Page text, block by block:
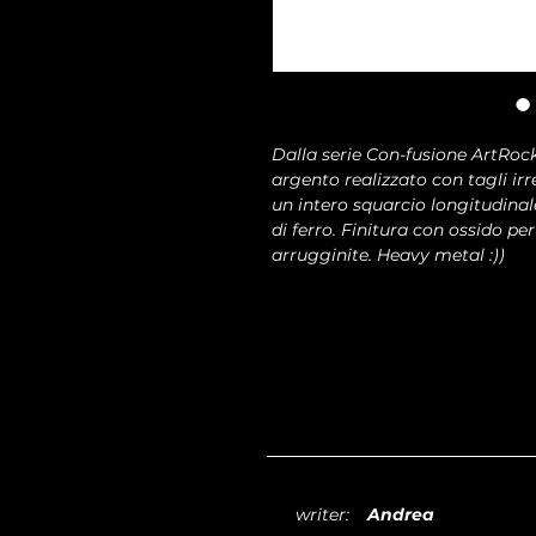
Dalla serie Con-fusione
argento realizzato con tagli
un intero squarcio
di ferro. Finitura con ossido
arrugginite. Heavy metal :))
Andrea
writer: